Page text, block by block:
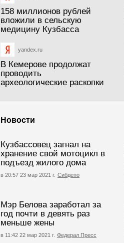
158 миллионов рублей
вложили в сельскую
медицину Кузбасса
yandex.ru
В Кемерове продолжат
проводить
археологические раскопки
Новости
Кузбассовец загнал на
хранение свой мотоцикл в
подъезд жилого дома
в 20:57 23 мар 2021 г. Сибдепо
Мэр Белова заработал за
год почти в девять раз
меньше жены
в 11:42 22 мар 2021 г. Федерал Пресс